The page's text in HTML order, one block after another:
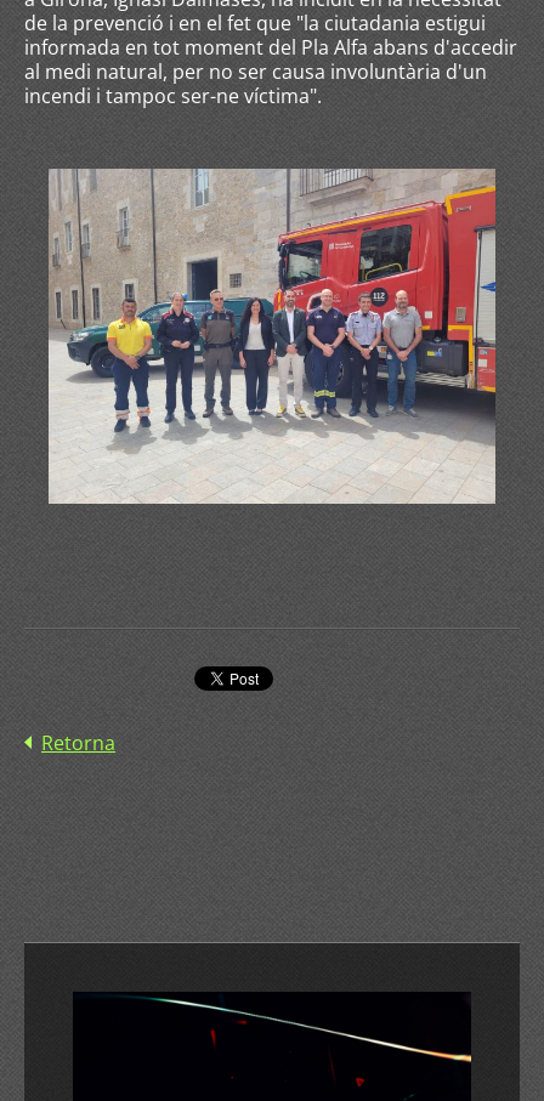
de la prevenció i en el fet que "la ciutadania estigui
informada en tot moment del Pla Alfa abans d'accedir
al medi natural, per no ser causa involuntària d'un
incendi i tampoc ser-ne víctima".
Retorna